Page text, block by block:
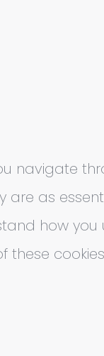
navigate
as
how you